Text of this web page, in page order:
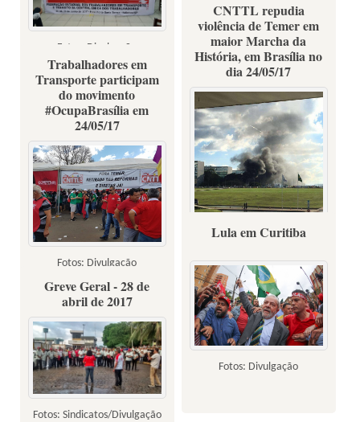
divulgação
Fotos: Divulgação
CNTTL repudia
violência de Temer em
maior Marcha da
História, em Brasília no
dia 24/05/17
Fotos: Divulgação
Trabalhadores em
Transporte participam
do movimento
#OcupaBrasília em
24/05/17
Fotos: Divulgação
Lula em Curitiba
Fotos: Divulgação
Greve Geral - 28 de
abril de 2017
Fotos: Sindicatos/Divulgação